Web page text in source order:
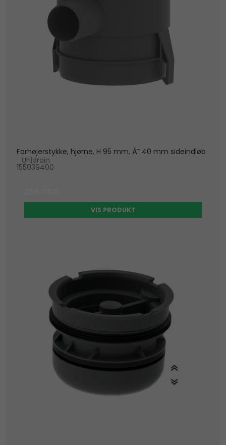
Forhøjerstykke, hjørne, H 95 mm, Â¯ 40 mm sideindløb
Unidrain
155039400
VIS PRODUKT